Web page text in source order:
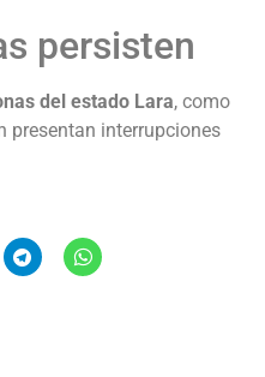
persisten
del estado Lara, como
presentan interrupciones